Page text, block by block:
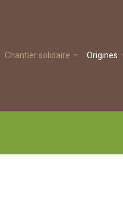
Chantier solidaire Origines